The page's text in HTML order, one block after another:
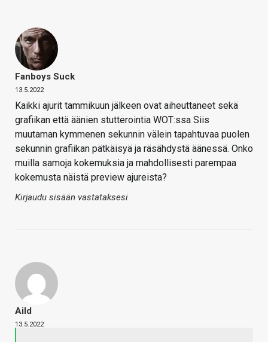
Fanboys Suck
13.5.2022
Kaikki ajurit tammikuun jälkeen ovat aiheuttaneet sekä
grafiikan että äänien stutterointia WOT:ssa Siis
muutaman kymmenen sekunnin välein tapahtuvaa puolen
sekunnin grafiikan pätkäisyä ja räsähdystä äänessä. Onko
muilla samoja kokemuksia ja mahdollisesti parempaa
kokemusta näistä preview ajureista?
Kirjaudu sisään vastataksesi
Aild
13.5.2022